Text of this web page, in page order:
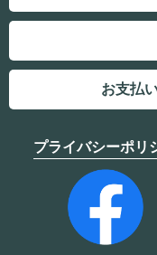
お支払
プライバシーポリ